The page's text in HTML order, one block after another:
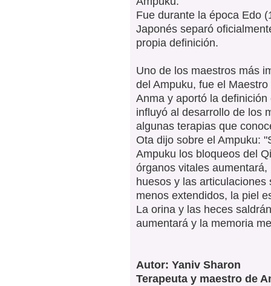
Fue durante la época Edo
Japonés separó
propia definición.
Uno de los maestros más
del Ampuku, fue el
Anma y aportó la
influyó al desarrollo de los
algunas terapias que
Ota dijo sobre el Ampuku:
Ampuku los bloqueos del
órganos vitales
huesos y las
menos extendidos, la piel
La orina y las heces
aumentará y la memoria
Autor: Yaniv Sharon
Terapeuta y maestro de